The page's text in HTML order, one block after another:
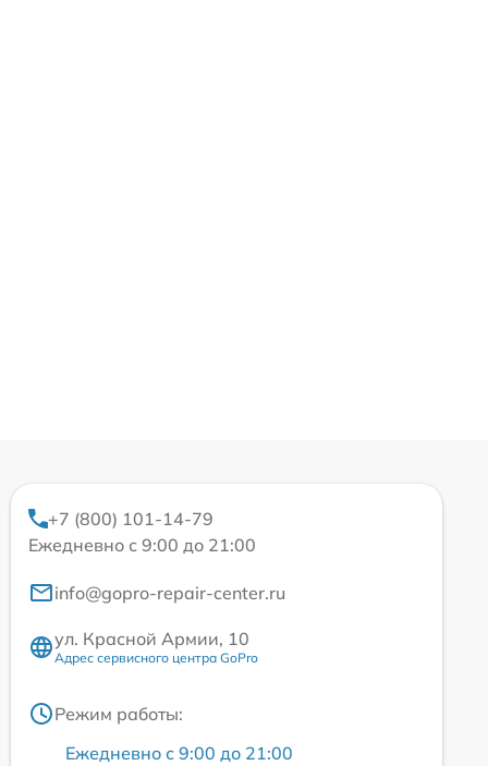
+7 (800) 101-14-79
Ежедневно с 9:00 до 21:00
info@gopro-repair-center.ru
ул. Красной Армии, 10
Адрес сервисного центра GoPro
Режим работы:
Ежедневно с 9:00 до 21:00